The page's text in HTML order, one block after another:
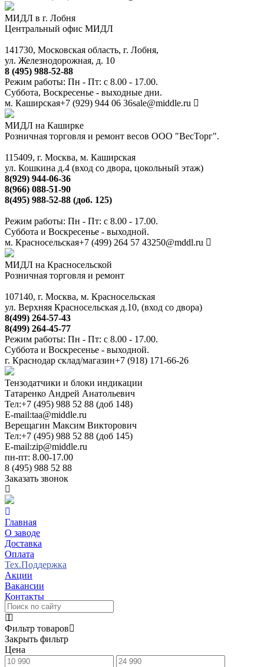
МИДЛ в г. Лобня
Центральный офис МИДЛ
141730, Московская область, г. Лобня,
ул. Железнодорожная, д. 10
8 (495) 988-52-88
Режим работы: Пн - Пт: с 8.00 - 17.00.
Суббота, Воскресенье - выходные дни.
м. Каширская+7 (929) 944 06 36sale@middle.ru
МИДЛ на Каширке
Розничная торговля и ремонт весов ООО "ВесТорг".
115409, г. Москва, м. Каширская
ул. Кошкина д.4 (вход со двора, цокольный этаж)
8(929) 944-06-36
8(966) 088-51-90
8(495) 988-52-88 (доб. 125)
Режим работы: Пн - Пт: с 8.00 - 17.00.
Суббота и Воскресенье - выходной.
м. Красносельская+7 (499) 264 57 43250@mddl.ru
МИДЛ на Красносельской
Розничная торговля и ремонт
107140, г. Москва, м. Красносельская
ул. Верхняя Красносельская д.10, (вход со двора)
8(499) 264-57-43
8(499) 264-45-77
Режим работы: Пн - Пт: с 8.00 - 17.00.
Суббота и Воскресенье - выходной.
г. Краснодар склад/магазин+7 (918) 171-66-26
Тензодатчики и блоки индикации
Татаренко Андрей Анатольевич
Тел:+7 (495) 988 52 88 (доб 148)
E-mail:taa@middle.ru
Верещагин Максим Викторович
Тел:+7 (495) 988 52 88 (доб 145)
E-mail:zip@middle.ru
пн-пт: 8.00-17.00
8 (495) 988 52 88
Заказать звонок
Главная
О заводе
Доставка
Оплата
Тех.Поддержка
Акции
Вакансии
Контакты
Фильтр товаров
Закрыть фильтр
Цена